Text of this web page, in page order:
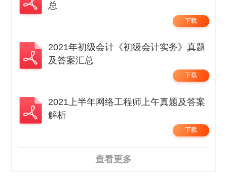
总
下载
2021年初级会计《初级会计实务》真题
及答案汇总
下载
2021上半年网络工程师上午真题及答案
解析
下载
查看更多